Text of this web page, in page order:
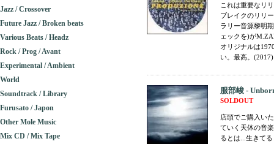
これは重要なリ
ブレイクのリリ
ラリー音源黎明
ェックを)が
オリジナルは
い。最高。(2017)
服部峻 -
SOLDOUT
店頭でご購入い
ていく天体の音
るとは...生きて
Jazz / Crossover
Future Jazz / Broken beats
Various Beats / Headz
Rock / Prog / Avant
Experimental / Ambient
World
Soundtrack / Library
Furusato / Japon
Other Mole Music
Mix CD / Mix Tape